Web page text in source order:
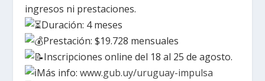
ingresos ni prestaciones.
Duración: 4 meses
Prestación: $19.728 mensuales
Inscripciones online del 18 al 25 de agosto.
Más info:www.gub.uy/uruguay-impulsa